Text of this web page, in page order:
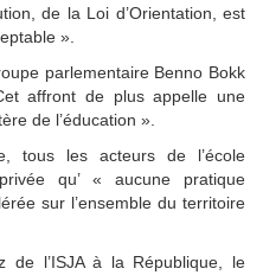
de la Loi d’Orientation, est
».
parlementaire Benno Bokk
affront de plus appelle une
de l’éducation ».
tous les acteurs de l’école
qu’ « aucune pratique
sur l’ensemble du territoire
l’ISJA à la République, le